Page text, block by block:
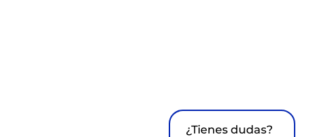
¿Tienes dudas?